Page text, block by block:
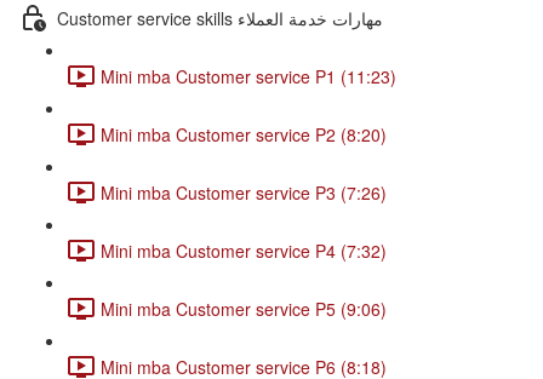
Customer service skills مهارات خدمة العملاء
Mini mba Customer service P1 (11:23)
Mini mba Customer service P2 (8:20)
Mini mba Customer service P3 (7:26)
Mini mba Customer service P4 (7:32)
Mini mba Customer service P5 (9:06)
Mini mba Customer service P6 (8:18)